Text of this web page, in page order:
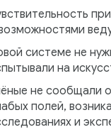
системе не
на
не сообщали
полей,
и